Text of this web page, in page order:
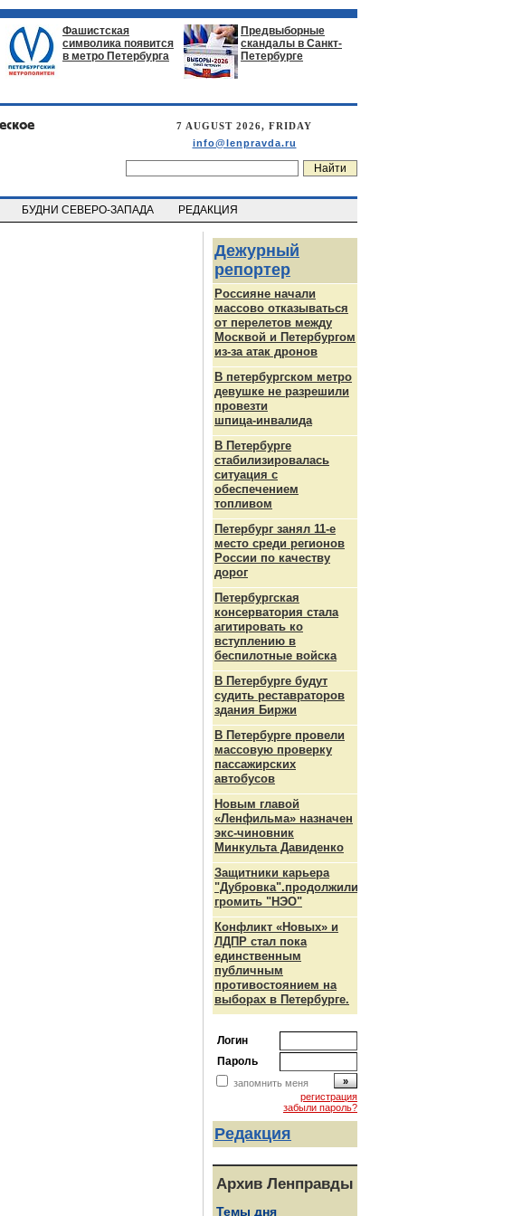
Фашистская
символика появится
в метро Петербурга
Предвыборные
скандалы в Санкт-
Петербурге
7 AUGUST 2026, FRIDAY
info@lenpravda.ru
БУДНИ СЕВЕРО-ЗАПАДА РЕДАКЦИЯ
Дежурный
репортер
Россияне начали
массово отказываться
от перелетов между
Москвой и Петербургом
из-за атак дронов
В петербургском метро
девушке не разрешили
провезти
шпица‑инвалида
В Петербурге
стабилизировалась
ситуация с
обеспечением
топливом
Петербург занял 11-е
место среди регионов
России по качеству
дорог
Петербургская
консерватория стала
агитировать ко
вступлению в
беспилотные войска
В Петербурге будут
судить реставраторов
здания Биржи
В Петербурге провели
массовую проверку
пассажирских
автобусов
Новым главой
«Ленфильма» назначен
экс-чиновник
Минкульта Давиденко
Защитники карьера
"Дубровка".продолжили
громить "НЭО"
Конфликт «Новых» и
ЛДПР стал пока
единственным
публичным
противостоянием на
выборах в Петербурге.
Логин
Пароль
запомнить меня
регистрация
забыли пароль?
Редакция
Архив Ленправды
Темы дня